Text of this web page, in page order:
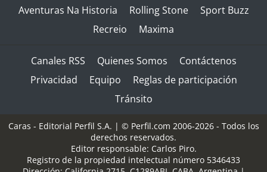
Aventuras Na Historia
Rolling Stone
Sport Buzz
Recreio
Maxima
Canales RSS Quienes Somos
Contáctenos
Privacidad
Equipo
Reglas de participación
Tránsito
Caras - Editorial Perfil S.A. | © Perfil.com 2006-2026 - Todos los
derechos reservados.
Editor responsable: Carlos Piro.
Registro de la propiedad intelectual número 5346433